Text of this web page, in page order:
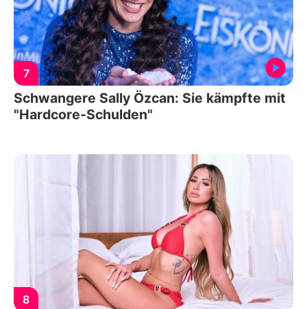
7
Schwangere Sally Özcan: Sie kämpfte mit
"Hardcore-Schulden"
8